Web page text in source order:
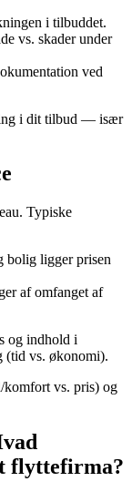
i tilbuddet.
vs. skader under
ved
i dit tilbud — især
Typiske
bolig ligger prisen
af omfanget af
og indhold i
(tid vs. økonomi).
vs. pris) og
flyttefirma?